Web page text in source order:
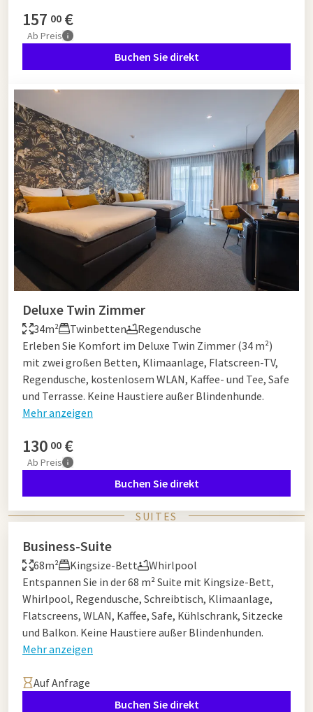
157 00 €
Ab Preis
Buchen Sie direkt
Deluxe Twin Zimmer
34m² Twinbetten
Regendusche
Erleben Sie Komfort im Deluxe Twin Zimmer (34 m²)
mit zwei großen Betten, Klimaanlage, Flatscreen-TV,
Regendusche, kostenlosem WLAN, Kaffee- und Tee, Safe
und Terrasse. Keine Haustiere außer Blindenhunde.
Mehr anzeigen
130 00 €
Ab Preis
Buchen Sie direkt
SUITES
Business-Suite
68m² Kingsize-Bett
Whirlpool
Entspannen Sie in der 68 m² Suite mit Kingsize-Bett,
Whirlpool, Regendusche, Schreibtisch, Klimaanlage,
Flatscreens, WLAN, Kaffee, Safe, Kühlschrank, Sitzecke
und Balkon. Keine Haustiere außer Blindenhunden.
Mehr anzeigen
Auf Anfrage
Buchen Sie direkt